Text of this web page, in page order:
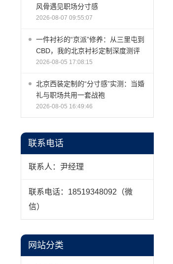
风骨遇见职场分寸感
2026-08-07 09:55:07
一件衬衫的“京派”修养：从三里屯到
CBD，我的北京衬衫定制深度测评
2026-08-05 17:08:15
北京西装定制的“分寸感”实测：当婚
礼与职场共用一套战袍
2026-08-05 16:49:46
联系电话
联系人：尹经理
联系电话：18519348092（微
信）
网站分类